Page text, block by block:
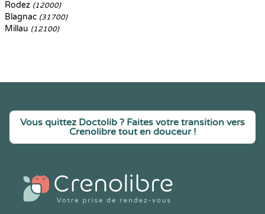
Rodez (12000)
Blagnac (31700)
Millau (12100)
Vous quittez Doctolib ? Faites votre transition vers
Crenolibre tout en douceur !